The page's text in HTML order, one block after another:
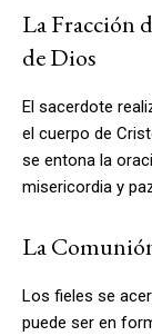
La Fracción
de Dios
El sacerdote
el cuerpo de
se entona la
misericordia y
La
Los fieles se
puede ser en